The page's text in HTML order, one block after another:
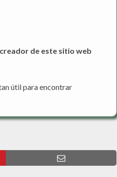
de este sitio web
útil para encontrar